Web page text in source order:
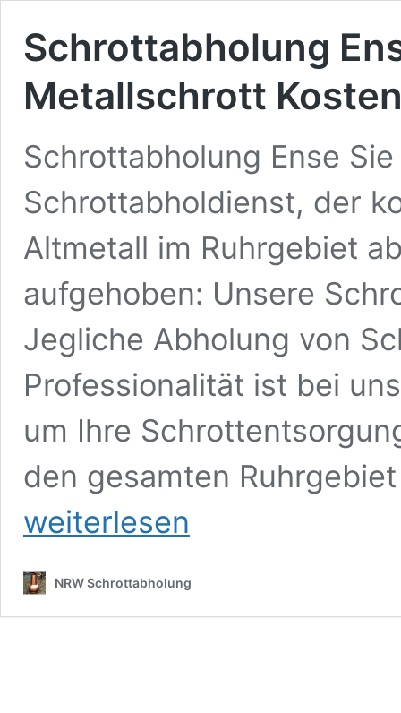
Schrottabholung
Metallschrott
Schrottabholung Ense
Schrottabholdienst, der
Altmetall im Ruhrgebiet
aufgehoben: Unsere
Jegliche Abholung von
Professionalität ist bei
um Ihre
den gesamten
weiterlesen
NRW Schrottabholung